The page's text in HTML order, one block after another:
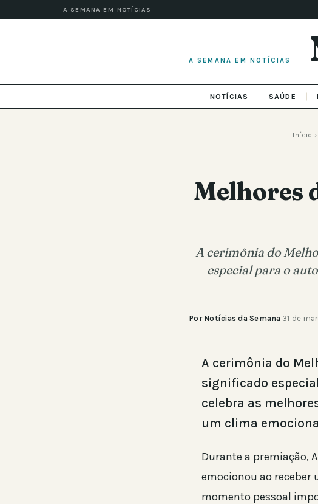
A SEMANA EM NOTÍCIAS
A SEMANA EM NOTÍCIAS
NOTÍCIAS SAÚDE
Início ›
Melhores
A cerimônia do
especial para o
Por Notícias da Semana ·31 de
A cerimônia do
significado
celebra as
um clima
Durante a premiação,
emocionou ao receber
momento pessoal